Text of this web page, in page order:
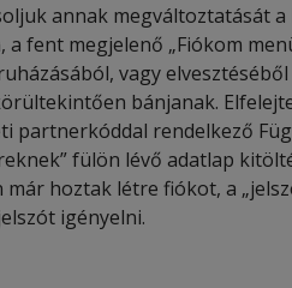
annak megváltoztatását
fent megjelenő „Fiókom
vagy
bánjanak.
partnerkóddal rendelkező
fülön lévő adatlap
hoztak létre fiókot, a
igényelni.